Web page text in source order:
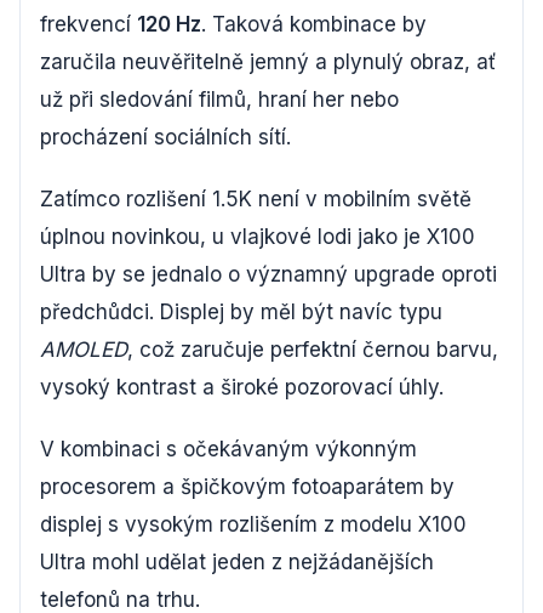
frekvencí 120 Hz. Taková kombinace by
zaručila neuvěřitelně jemný a plynulý obraz, ať
už při sledování filmů, hraní her nebo
procházení sociálních sítí.
Zatímco rozlišení 1.5K není v mobilním světě
úplnou novinkou, u vlajkové lodi jako je X100
Ultra by se jednalo o významný upgrade oproti
předchůdci. Displej by měl být navíc typu
AMOLED, což zaručuje perfektní černou barvu,
vysoký kontrast a široké pozorovací úhly.
V kombinaci s očekávaným výkonným
procesorem a špičkovým fotoaparátem by
displej s vysokým rozlišením z modelu X100
Ultra mohl udělat jeden z nejžádanějších
telefonů na trhu.